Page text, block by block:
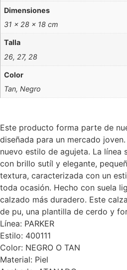
Dimensiones
31 × 28 × 18 cm
Talla
26, 27, 28
Color
Tan, Negro
Este producto forma parte de
diseñada para un mercado
nuevo estilo de agujeta. La línea
con brillo sutíl y elegante,
textura, caracterizada con un
toda ocasión. Hecho con suela
calzado más duradero. Este
de pu, una plantilla de cerdo y
Línea: PARKER
Estilo: 400111
Color: NEGRO O TAN
Material: Piel